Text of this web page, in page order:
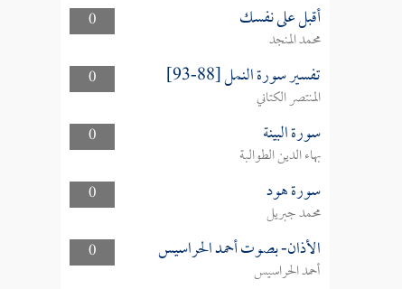
0 أقبل على نفسك
محمد المنجد
0
تفسير سورة النمل [88-93]
المنتصر الكتاني
0
سورة البينة
بهاء الدين الطوالبة
0
سورة هود
محمد جبريل
0
الأذان- بصوت أحمد الحراسيس
أحمد الحراسيس